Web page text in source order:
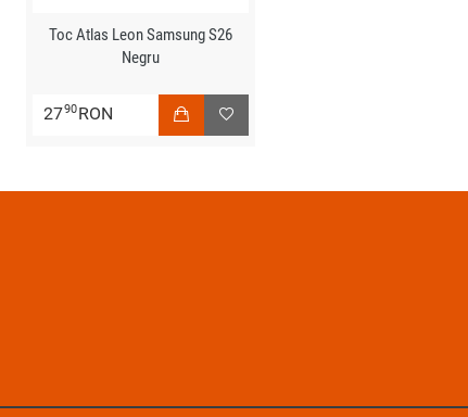
Toc Atlas Leon Samsung S26
Negru
2790RON